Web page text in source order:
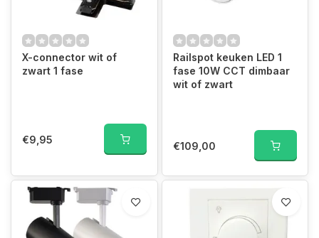
X-connector wit of
zwart 1 fase
€9,95
Railspot keuken LED 1
fase 10W CCT dimbaar
wit of zwart
€109,00